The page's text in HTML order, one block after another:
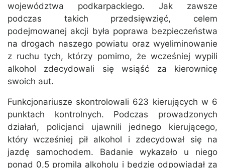
województwa podkarpackiego. Jak zawsze
podczas takich przedsięwzięć, celem
podejmowanej akcji była poprawa bezpieczeństwa
na drogach naszego powiatu oraz wyeliminowanie
z ruchu tych, którzy pomimo, że wcześniej wypili
alkohol zdecydowali się wsiąść za kierownicę
swoich aut.
Funkcjonariusze skontrolowali 623 kierujących w 6
punktach kontrolnych. Podczas prowadzonych
działań, policjanci ujawnili jednego kierującego,
który wcześniej pił alkohol i zdecydował się na
jazdę samochodem. Badanie wykazało u niego
ponad 0,5 promila alkoholu i będzie odpowiadał za